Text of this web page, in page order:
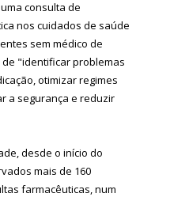
consulta de
nos cuidados de saúde
sem médico de
"identificar problemas
otimizar regimes
a segurança e reduzir
desde o início do
mais de 160
farmacêuticas, num